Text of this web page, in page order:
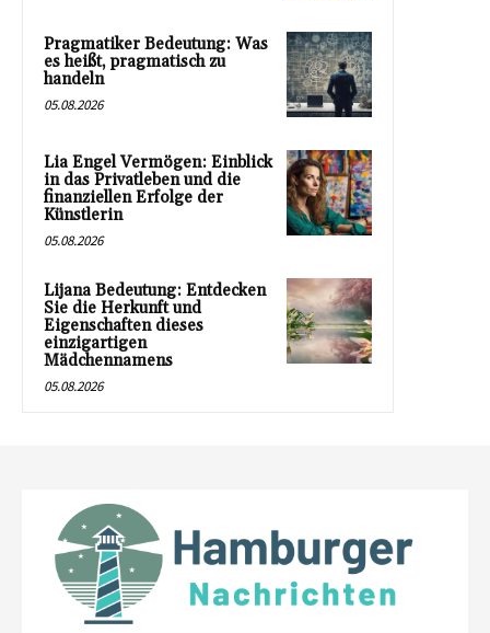
Pragmatiker Bedeutung: Was
es heißt, pragmatisch zu
handeln
05.08.2026
Lia Engel Vermögen: Einblick
in das Privatleben und die
finanziellen Erfolge der
Künstlerin
05.08.2026
Lijana Bedeutung: Entdecken
Sie die Herkunft und
Eigenschaften dieses
einzigartigen
Mädchennamens
05.08.2026